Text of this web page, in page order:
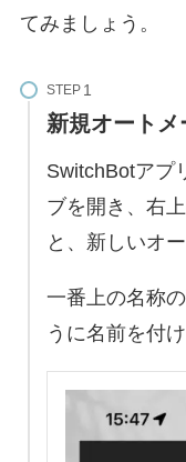
てみましょう。
STEP
新規オート
SwitchBotアプ
ブを開き、右上
と、新しいオ
一番上の名称
うに名前を付